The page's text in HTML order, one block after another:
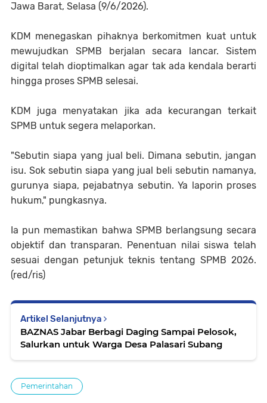
Jawa Barat, Selasa (9/6/2026).
KDM menegaskan pihaknya berkomitmen kuat untuk
mewujudkan SPMB berjalan secara lancar. Sistem
digital telah dioptimalkan agar tak ada kendala berarti
hingga proses SPMB selesai.
KDM juga menyatakan jika ada kecurangan terkait
SPMB untuk segera melaporkan.
"Sebutin siapa yang jual beli. Dimana sebutin, jangan
isu. Sok sebutin siapa yang jual beli sebutin namanya,
gurunya siapa, pejabatnya sebutin. Ya laporin proses
hukum," pungkasnya.
Ia pun memastikan bahwa SPMB berlangsung secara
objektif dan transparan. Penentuan nilai siswa telah
sesuai dengan petunjuk teknis tentang SPMB 2026.
(red/ris)
Artikel Selanjutnya
BAZNAS Jabar Berbagi Daging Sampai Pelosok,
Salurkan untuk Warga Desa Palasari Subang
Pemerintahan